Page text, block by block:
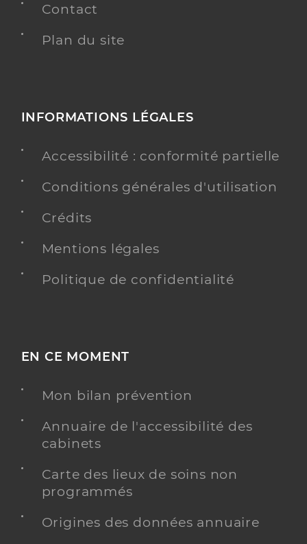
Contact
Plan du site
INFORMATIONS LÉGALES
Accessibilité : conformité partielle
Conditions générales d'utilisation
Crédits
Mentions légales
Politique de confidentialité
EN CE MOMENT
Mon bilan prévention
Annuaire de l'accessibilité des
cabinets
Carte des lieux de soins non
programmés
Origines des données annuaire